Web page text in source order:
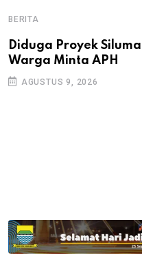
BERITA
Diduga Proyek
Warga Minta APH
AGUSTUS 9, 2026